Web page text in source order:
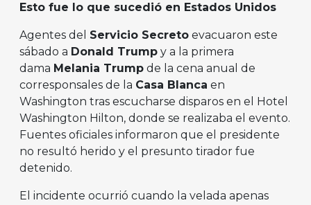
Esto fue lo que sucedió en Estados Unidos
Agentes del Servicio Secreto evacuaron este
sábado a Donald Trump y a la primera
dama Melania Trump de la cena anual de
corresponsales de la Casa Blanca en
Washington tras escucharse disparos en el Hotel
Washington Hilton, donde se realizaba el evento.
Fuentes oficiales informaron que el presidente
no resultó herido y el presunto tirador fue
detenido.
El incidente ocurrió cuando la velada apenas